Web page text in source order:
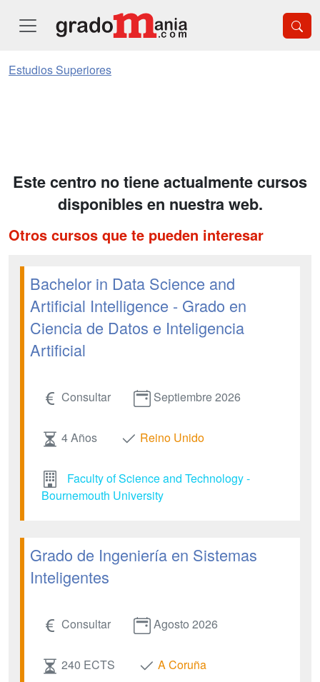
Estudios Superiores
Este centro no tiene actualmente cursos
disponibles en nuestra web.
Otros cursos que te pueden interesar
Bachelor in Data Science and
Artificial Intelligence - Grado en
Ciencia de Datos e Inteligencia
Artificial
Consultar Septiembre 2026
4 Años Reino Unido
Faculty of Science and Technology -
Bournemouth University
Grado de Ingeniería en Sistemas
Inteligentes
Consultar Agosto 2026
240 ECTS A Coruña